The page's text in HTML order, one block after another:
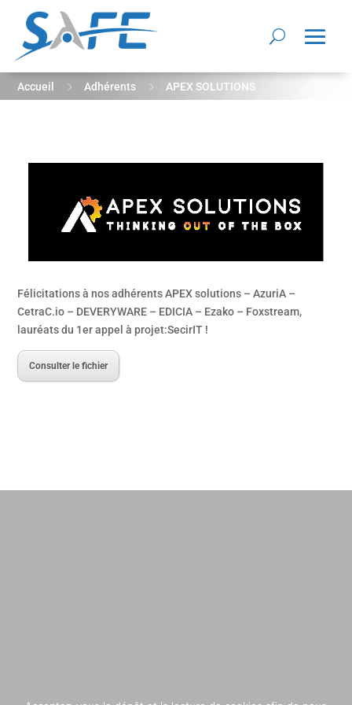
Accueil 5 Adhérents 5 APEX SOLUTIONS
Félicitations à nos adhérents APEX solutions – AzuriA –
CetraC.io – DEVERYWARE – EDICIA – Ezako – Foxstream,
lauréats du 1er appel à projet:SecirIT !
Consulter le fichier